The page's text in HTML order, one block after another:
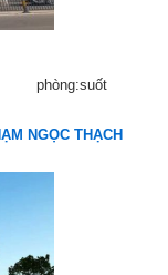
phòng:suốt
NGỌC THẠCH